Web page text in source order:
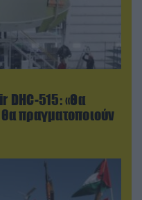
DHC-515: «Θα
πραγματοποιούν